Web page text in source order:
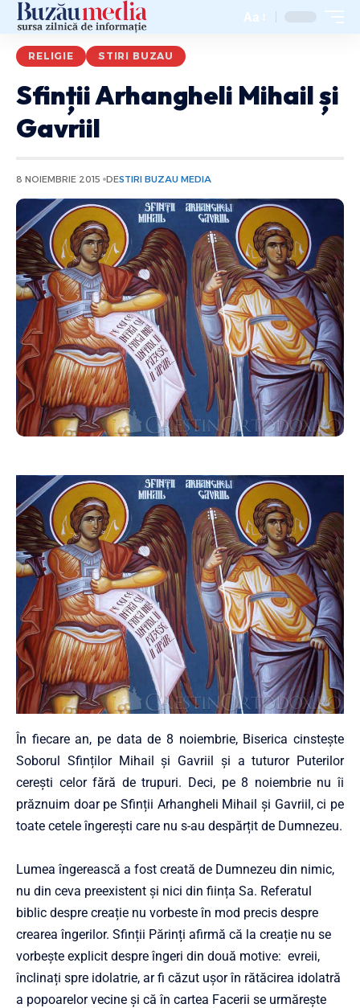
Aa
RELIGIE STIRI BUZAU
Sfinții Arhangheli Mihail și
Gavriil
8 NOIEMBRIE 2015 DESTIRI BUZAU MEDIA
În fiecare an, pe data de 8 noiembrie, Biserica cinstește
Soborul Sfinților Mihail și Gavriil și a tuturor Puterilor
cerești celor fără de trupuri. Deci, pe 8 noiembrie nu îi
prăznuim doar pe Sfinții Arhangheli Mihail și Gavriil, ci pe
toate cetele îngerești care nu s-au despărțit de Dumnezeu.
Lumea îngerească a fost creată de Dumnezeu din nimic,
nu din ceva preexistent și nici din ființa Sa. Referatul
biblic despre creație nu vorbeste în mod precis despre
crearea îngerilor. Sfinții Părinți afirmă că la creație nu se
vorbește explicit despre îngeri din două motive: evreii,
înclinați spre idolatrie, ar fi căzut ușor în rătăcirea idolatră
a popoarelor vecine și că în cartea Facerii se urmărește